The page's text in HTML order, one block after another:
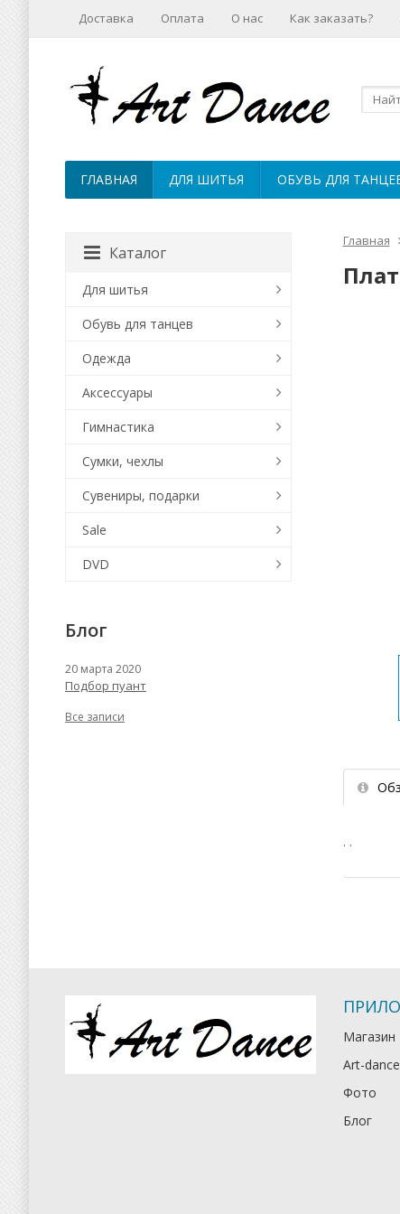
Доставка Оплата О нас Как заказать?
ГЛАВНАЯ ДЛЯ ШИТЬЯ ОБУВЬ ДЛЯ
Главная
. .
Каталог
Для шитья
Обувь для танцев
Одежда
Аксессуары
Гимнастика
Сумки, чехлы
Сувениры, подарки
Sale
DVD
Блог
20 марта 2020
Подбор пуант
Все записи
Магазин
Art-
Фото
Блог